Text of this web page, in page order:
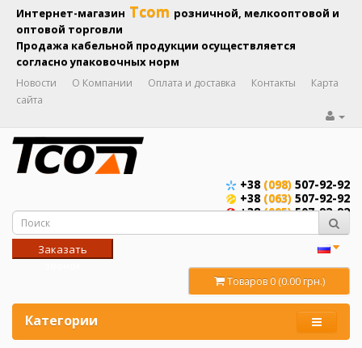
Интернет-магазин Tcom розничной, мелкооптовой и
оптовой торговли
Продажа кабельной продукции осуществляется
согласно упаковочных норм
Новости О Компании Оплата и доставка Контакты
Карта
сайта
+38 (098) 507-92-92
+38 (063) 507-92-92
+38(095)507-92-92
Заказать
Товаров 0 (0.00 грн.)
Категории